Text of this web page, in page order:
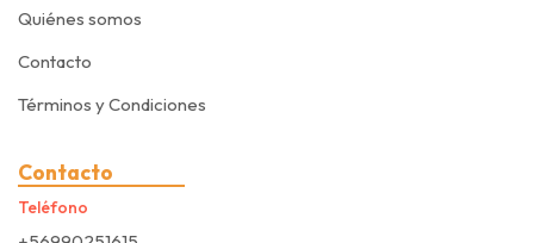
Quiénes somos
Contacto
Términos y Condiciones
Contacto
Teléfono